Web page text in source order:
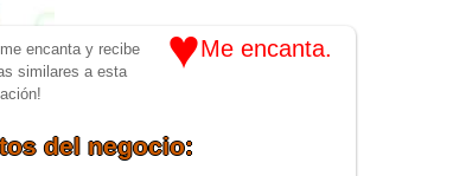
♥Me encanta.
me encanta y recibe
similares a esta
del negocio: